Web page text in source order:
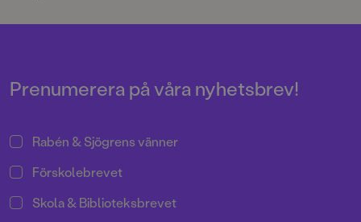
pratbubblor med versal text.
för skoldeckarna Max och
Prenumerera på våra nyhetsbrev!
Rabén & Sjögrens vänner
Förskolebrevet
Skola & Biblioteksbrevet